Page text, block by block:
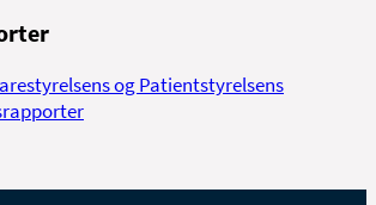
og Patientstyrelsens